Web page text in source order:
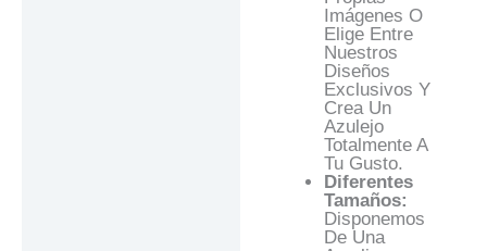
Imágenes O
Elige Entre
Nuestros
Diseños
Exclusivos Y
Crea Un
Azulejo
Totalmente A
Tu Gusto.
Diferentes
Tamaños:
Disponemos
De Una